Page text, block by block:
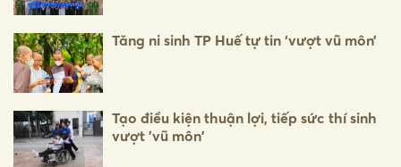
Tăng ni sinh TP Huế tự tin ‘vượt vũ môn’
Tạo điều kiện thuận lợi, tiếp sức thí sinh
vượt 'vũ môn'